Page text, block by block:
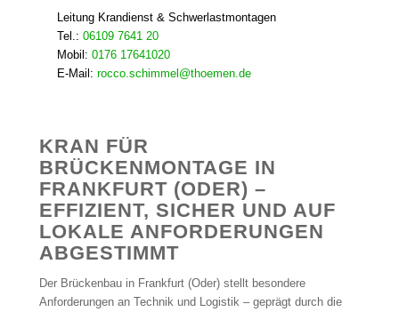
Leitung Krandienst & Schwerlastmontagen
Tel.: 06109 7641 20
Mobil: 0176 17641020
E-Mail: rocco.schimmel@thoemen.de
KRAN FÜR
BRÜCKENMONTAGE IN
FRANKFURT (ODER) –
EFFIZIENT, SICHER UND AUF
LOKALE ANFORDERUNGEN
ABGESTIMMT
Der Brückenbau in Frankfurt (Oder) stellt besondere
Anforderungen an Technik und Logistik – geprägt durch die